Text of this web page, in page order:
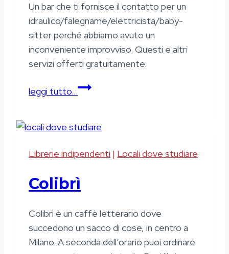
Un bar che ti fornisce il contatto per un
idraulico/falegname/elettricista/baby-
sitter perché abbiamo avuto un
inconveniente improvviso. Questi e altri
servizi offerti gratuitamente.
leggi tutto…Portineria14
Librerie indipendenti | Locali dove studiare
Colibrì
Colibrì è un caffè letterario dove
succedono un sacco di cose, in centro a
Milano. A seconda dell’orario puoi ordinare